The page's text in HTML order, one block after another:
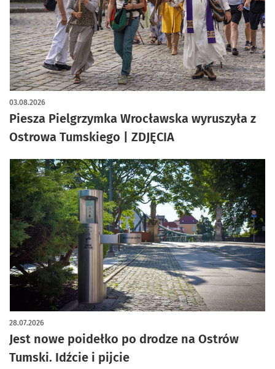
Piesza Pielgrzymka Wrocławska wyruszyła z
Ostrowa Tumskiego | ZDJĘCIA
03.08.2026
artykuł z galerią zdjęć
Jest nowe poidełko po drodze na Ostrów
Tumski. Idźcie i pijcie
28.07.2026